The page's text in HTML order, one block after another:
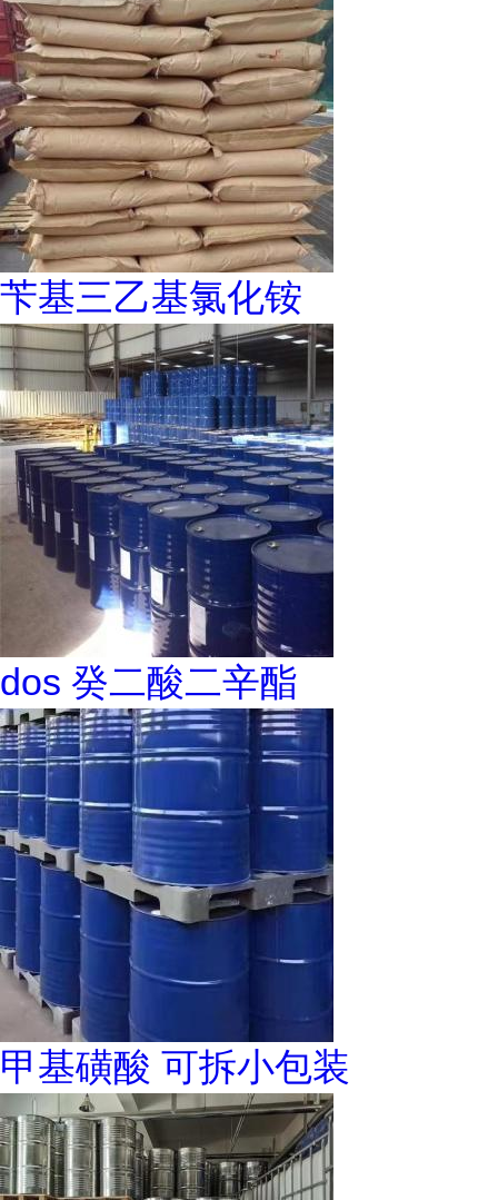
苄基三乙基氯化铵
dos 癸二酸二辛酯
甲基磺酸 可拆小包装